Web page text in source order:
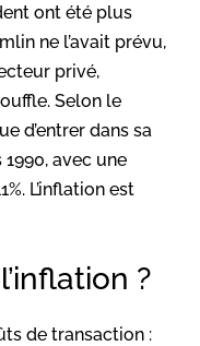
ont été plus
ne l’avait prévu,
privé,
Selon le
d’entrer dans sa
avec une
L’inflation est
?
de transaction :